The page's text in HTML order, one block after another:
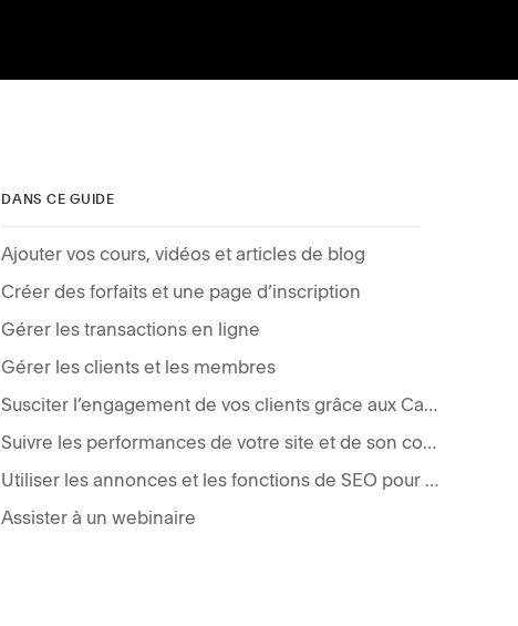
DANS CE GUIDE
Ajouter vos cours, vidéos et articles de blog
Créer des forfaits et une page d’inscription
Gérer les transactions en ligne
Gérer les clients et les membres
Susciter l’engagement de vos clients grâce aux Campagnes e-mail Squarespace
Suivre les performances de votre site et de son contenu
Utiliser les annonces et les fonctions de SEO pour amplifier votre portée
Assister à un webinaire